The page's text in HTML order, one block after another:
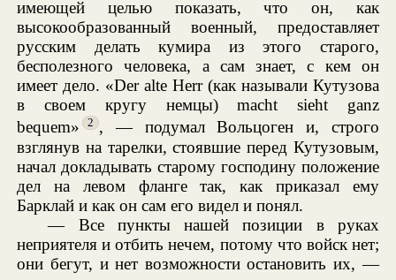
имеющей целью показать, что он, как
высокообразованный военный, предоставляет
русским делать кумира из этого старого,
бесполезного человека, а сам знает, с кем он
имеет дело. «Der alte Herr (как называли Кутузова
в своем кругу немцы) macht sieht ganz
bequem»
2 , — подумал Вольцоген и, строго
взглянув на тарелки, стоявшие перед Кутузовым,
начал докладывать старому господину положение
дел на левом фланге так, как приказал ему
Барклай и как он сам его видел и понял.
— Все пункты нашей позиции в руках
неприятеля и отбить нечем, потому что войск нет;
они бегут, и нет возможности остановить их, —